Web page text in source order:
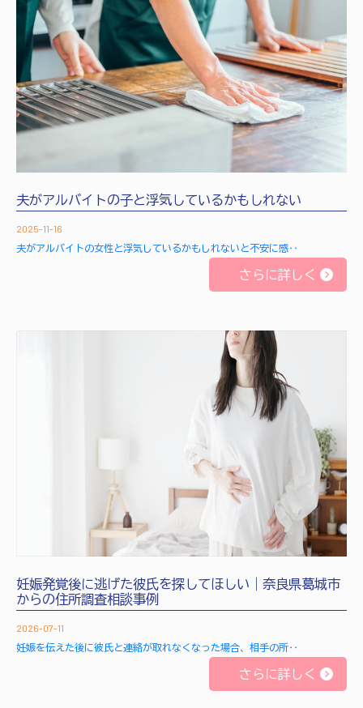
夫がアルバイトの子と浮気しているかもしれない
2025-11-16
夫がアルバイトの女性と浮気しているかもしれないと不安に感‥
さらに詳しく
妊娠発覚後に逃げた彼氏を探してほしい｜奈良県葛城市
からの住所調査相談事例
2026-07-11
妊娠を伝えた後に彼氏と連絡が取れなくなった場合、相手の所‥
さらに詳しく